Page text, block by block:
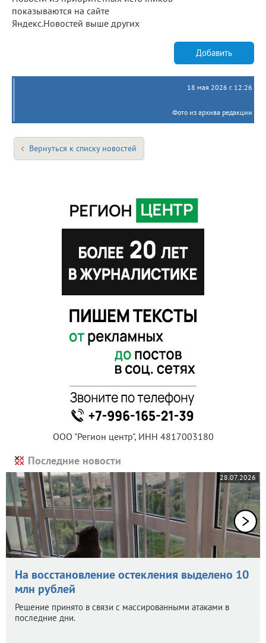
показываются на сайте
Яндекс.Новостей выше других
Добавить
18 мая 2026 г. 12:26
Фото из архива редакции
Вернуться к списку новостей
ООО "Регион центр", ИНН 4817003180
Последние новости
28.07.2026
На восстановление остекления выделено 10
млн рублей
Решение принято в связи с массированными атаками в
последние дни.